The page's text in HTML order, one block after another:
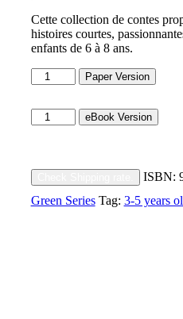
Cette collection de contes
histoires courtes,
enfants de 6 à 8 ans.
Blanquette
quantity
Paper Version
Blanquette
quantity
eBook Version
ISBN:
Green Series Tag: 3-5 years